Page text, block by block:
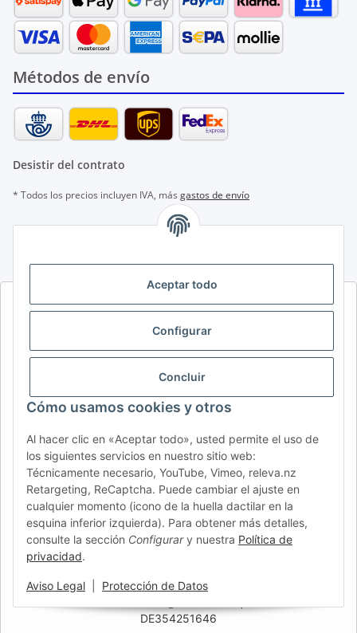
Aceptar todo
Configurar
Concluir
Cómo usamos cookies y otros
Al hacer clic en «Aceptar todo», usted permite el uso de
los siguientes servicios en nuestro sitio web:
Técnicamente necesario, YouTube, Vimeo, releva.nz
Retargeting, ReCaptcha. Puede cambiar el ajuste en
cualquier momento (icono de la huella dactilar en la
esquina inferior izquierda). Para obtener más detalles,
consulte la sección Configurary nuestra Política de
privacidad.
Aviso Legal Protección de Datos
Métodos de envío
Desistir del contrato
* Todos los precios incluyen IVA, más gastos de envío
© 2026 -AFATEK AG
AFATEK INTERNATIONAL – SELECCIONAR REGIÓN E IDIOMA |
LANGUE
UK NZ USA MX
SE FI CZ HU SK
RO HR
remolques
DE354251646